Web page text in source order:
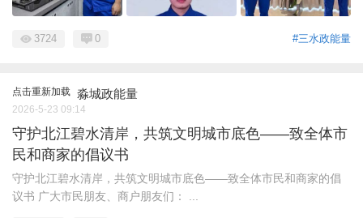
#三水政能量
3724 0
点击重新加载 淼城政能量
2026-5-23 09:14
守护北江碧水清岸，共筑文明城市底色——致全体市
民和商家的倡议书
守护北江碧水清岸，共筑文明城市底色——致全体市民和商家的倡
议书 广大市民朋友、商户朋友们： ...